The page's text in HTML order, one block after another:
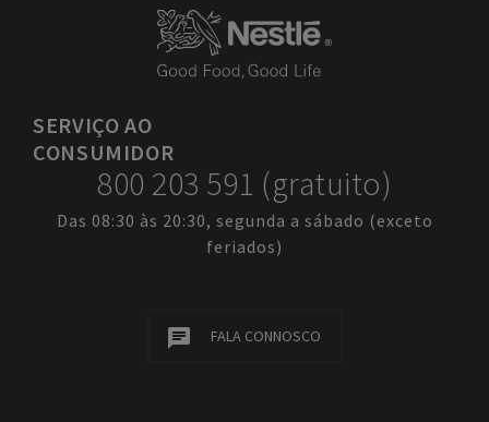
SERVIÇOAO
CONSUMIDOR
800 203 591 (gratuito)
Das 08:30 às 20:30, segunda a sábado (exceto
feriados)
FALA CONNOSCO